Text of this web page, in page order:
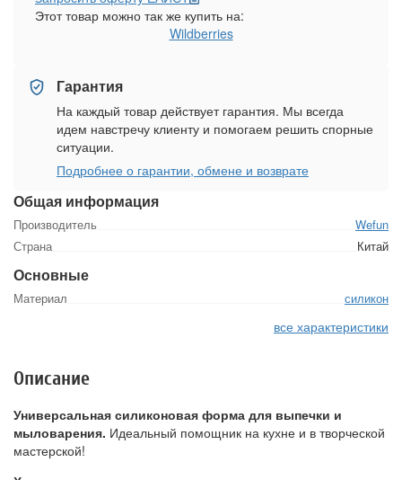
Общая информация
Производитель
Wefun
Страна
Китай
Основные
Материал силикон
все характеристики
Этот товар можно так же купить на:
Wildberries
Гарантия
На каждый товар действует гарантия. Мы всегда
идем навстречу клиенту и помогаем решить спорные
ситуации.
Подробнее о гарантии, обмене и возврате
Описание
Универсальная силиконовая форма для выпечки и
мыловарения. Идеальный помощник на кухне и в творческой
мастерской!